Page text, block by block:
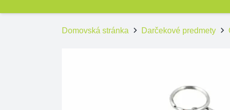
Domovská stránka Darčekové predmety